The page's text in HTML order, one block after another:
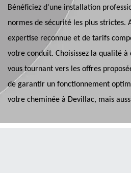
Bénéficiez d'une installation
normes de sécurité les plus strictes.
expertise reconnue et de tarifs
votre conduit. Choisissez la qualité à
vous tournant vers les offres
de garantir un fonctionnement
votre cheminée à Devillac, mais